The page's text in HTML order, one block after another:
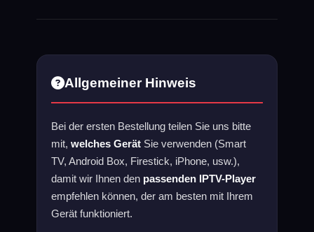
Allgemeiner Hinweis
Bei der ersten Bestellung teilen Sie uns bitte
mit, welches GerätSie verwenden (Smart
TV, Android Box, Firestick, iPhone, usw.),
damit wir Ihnen den passenden IPTV-Player
empfehlen können, der am besten mit Ihrem
Gerät funktioniert.